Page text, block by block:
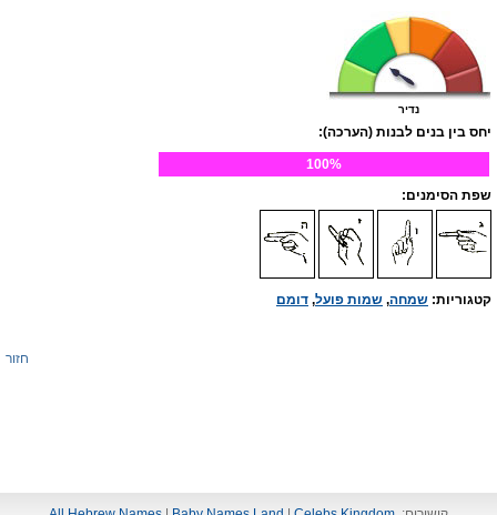
נדיר
יחס בין בנים לבנות (הערכה):
100%
שפת הסימנים:
קטגוריות: שמחה, שמות פועל, דומם
חזור